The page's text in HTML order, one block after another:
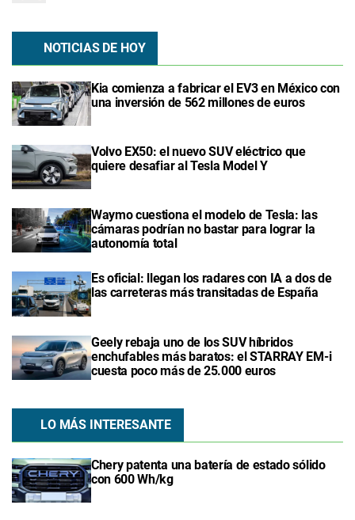
NOTICIAS DE HOY
Kia comienza a fabricar el EV3 en México con
una inversión de 562 millones de euros
Volvo EX50: el nuevo SUV eléctrico que
quiere desafiar al Tesla Model Y
Waymo cuestiona el modelo de Tesla: las
cámaras podrían no bastar para lograr la
autonomía total
Es oficial: llegan los radares con IA a dos de
las carreteras más transitadas de España
Geely rebaja uno de los SUV híbridos
enchufables más baratos: el STARRAY EM-i
cuesta poco más de 25.000 euros
LO MÁS INTERESANTE
Chery patenta una batería de estado sólido
con 600 Wh/kg